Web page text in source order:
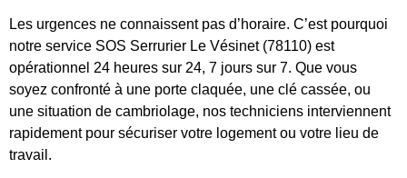
Les urgences ne connaissent pas d’horaire. C’est pourquoi
notre service SOS Serrurier Le Vésinet (78110) est
opérationnel 24 heures sur 24, 7 jours sur 7. Que vous
soyez confronté à une porte claquée, une clé cassée, ou
une situation de cambriolage, nos techniciens interviennent
rapidement pour sécuriser votre logement ou votre lieu de
travail.